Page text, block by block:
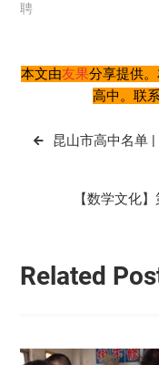
聘
本文由友果分享提供
高中。联
文
昆山市高中名单 |
【数学文化
Related